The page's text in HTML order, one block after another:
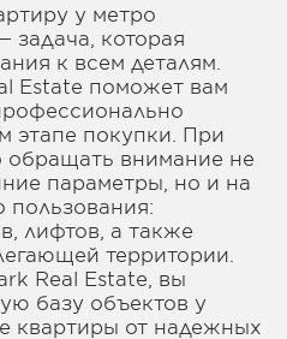
у метро
задача, которая
к всем деталям.
Estate поможет вам
этапе покупки. При
внимание не
параметры, но и на
пользования:
лифтов, а также
территории.
Real Estate, вы
базу объектов у
квартиры от надежных